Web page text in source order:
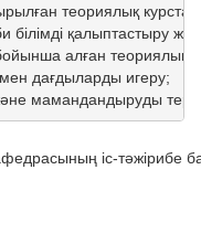
теориялық
білімді қалыптастыру
алған теориялық
дағдыларды игеру;
мамандандыруды
іс-тәжірибе